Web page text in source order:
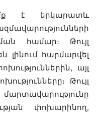
է երկարատև
համար։ Թույլ
հարմարվել
այլ
Թույլ
փոխարինող,